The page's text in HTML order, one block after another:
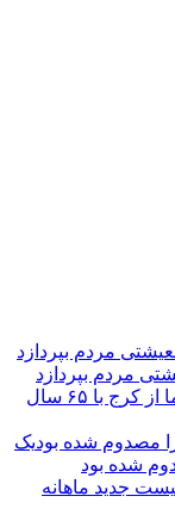
مردم بپردازد
یک نما از کرج با ۶۵ سال
یک
شده بود
جدید ماهانه